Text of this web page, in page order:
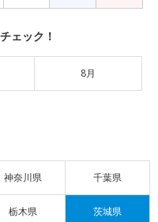
ェック！
8月
神奈川県 千葉県
栃木県 茨城県